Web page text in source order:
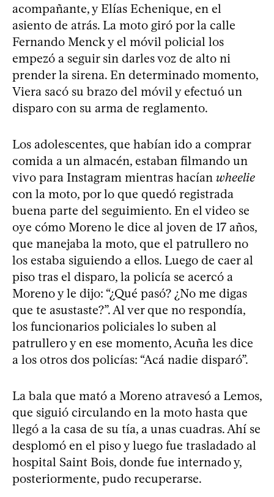
acompañante, y Elías Echenique, en el
asiento de atrás. La moto giró por la calle
Fernando Menck y el móvil policial los
empezó a seguir sin darles voz de alto ni
prender la sirena. En determinado momento,
Viera sacó su brazo del móvil y efectuó un
disparo con su arma de reglamento.
Los adolescentes, que habían ido a comprar
comida a un almacén, estaban filmando un
vivo para Instagram mientras hacían wheelie
con la moto, por lo que quedó registrada
buena parte del seguimiento. En el video se
oye cómo Moreno le dice al joven de 17 años,
que manejaba la moto, que el patrullero no
los estaba siguiendo a ellos. Luego de caer al
piso tras el disparo, la policía se acercó a
Moreno y le dijo: “¿Qué pasó? ¿No me digas
que te asustaste?”. Al ver que no respondía,
los funcionarios policiales lo suben al
patrullero y en ese momento, Acuña les dice
a los otros dos policías: “Acá nadie disparó”.
La bala que mató a Moreno atravesó a Lemos,
que siguió circulando en la moto hasta que
llegó a la casa de su tía, a unas cuadras. Ahí se
desplomó en el piso y luego fue trasladado al
hospital Saint Bois, donde fue internado y,
posteriormente, pudo recuperarse.